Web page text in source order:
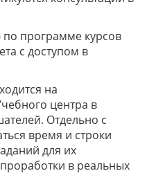
программе курсов
с доступом в
на
центра в
Отдельно с
время и строки
для их
в реальных